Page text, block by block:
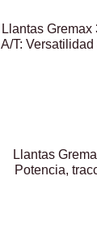
Llantas
A/T:
Llantas
Potencia,